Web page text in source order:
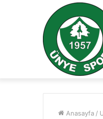
Anasayfa /